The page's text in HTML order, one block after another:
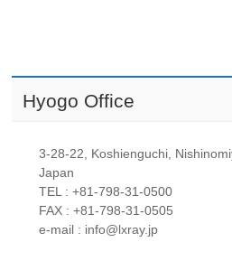
Hyogo Office
3-28-22, Koshienguchi,
Japan
TEL : +81-798-31-0500
FAX : +81-798-31-0505
e-mail : info@lxray.jp